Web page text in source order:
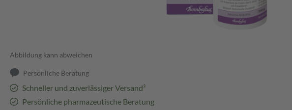
Abbildung kann abweichen
Persönliche Beratung
Schneller und zuverlässiger Versand³
Persönliche pharmazeutische Beratung